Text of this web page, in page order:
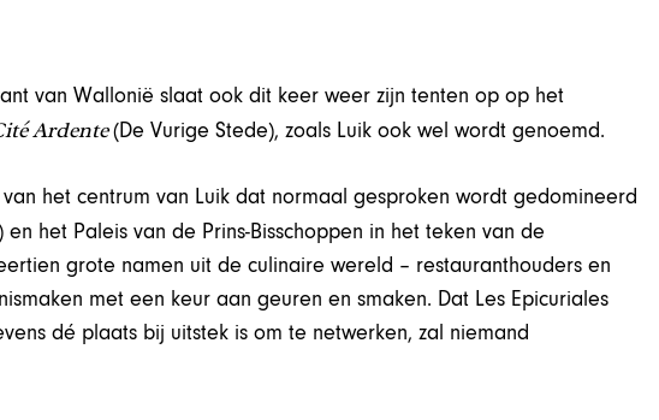
van Wallonië slaat ook dit keer weer zijn tenten op op het
Ardente(De Vurige Stede), zoals Luik ook wel wordt genoemd.
het centrum van Luik dat normaal gesproken wordt gedomineerd
het Paleis van de Prins-Bisschoppen in het teken van de
grote namen uit de culinaire wereld – restauranthouders en
met een keur aan geuren en smaken. Dat Les Epicuriales
dé plaats bij uitstek is om te netwerken, zal niemand